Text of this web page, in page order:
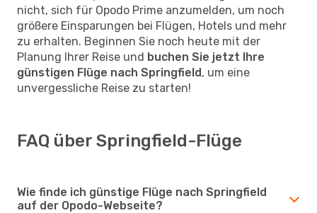
nicht, sich für Opodo Prime anzumelden, um noch
größere Einsparungen bei Flügen, Hotels und mehr
zu erhalten. Beginnen Sie noch heute mit der
Planung Ihrer Reise und buchen Sie jetzt Ihre
günstigen Flüge nach Springfield, um eine
unvergessliche Reise zu starten!
FAQ über Springfield-Flüge
Wie finde ich günstige Flüge nach Springfield
auf der Opodo-Webseite?